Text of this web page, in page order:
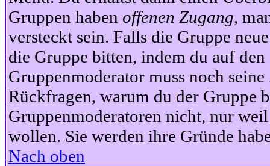
Gruppen haben offenen Zugang,
versteckt sein. Falls die Gruppe
die Gruppe bitten, indem du auf
Gruppenmoderator muss noch
Rückfragen, warum du der Gruppe
Gruppenmoderatoren nicht, nur
wollen. Sie werden ihre Gründe
Nach oben